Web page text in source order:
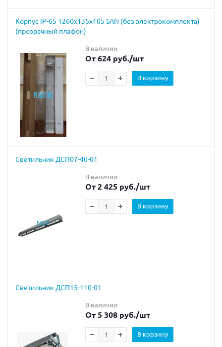
Корпус IP-65 1260х135х105 SAN (без электрокомплекта)
(прозрачный плафон)
В наличии
От 624 руб./шт
В корзину
Светильник ДСП07-40-01
В наличии
От 2 425 руб./шт
В корзину
Светильник ДСП15-110-01
В наличии
От 5 308 руб./шт
В корзину